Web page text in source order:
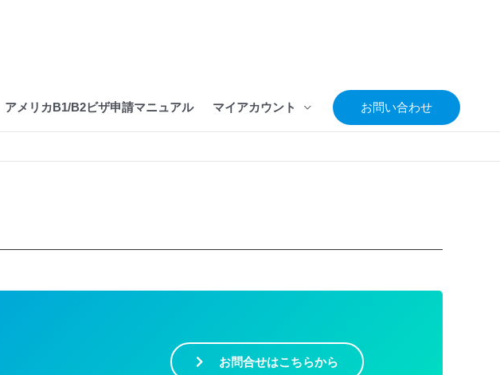
アメリカB1/B2ビザ申請マニュアル マイアカウント お問い合わせ
お問合せはこちらから